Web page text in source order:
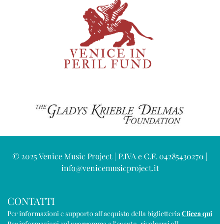
© 2025 Venice Music Project | P.IVA e C.F. 04285430270 |
info@venicemusicproject.it
CONTATTI
Per informazioni e supporto all'acquisto della biglietteriaClicca qui